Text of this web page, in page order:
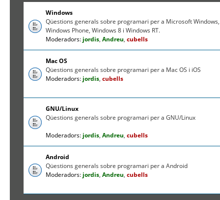
Windows
Qüestions generals sobre programari per a Microsoft Windows,
Windows Phone, Windows 8 i Windows RT.
Moderadors: jordis,Andreu,cubells
Mac OS
Qüestions generals sobre programari per a Mac OS i iOS
Moderadors: jordis,cubells
GNU/Linux
Qüestions generals sobre programari per a GNU/Linux
Moderadors: jordis,Andreu,cubells
Android
Qüestions generals sobre programari per a Android
Moderadors: jordis,Andreu,cubells